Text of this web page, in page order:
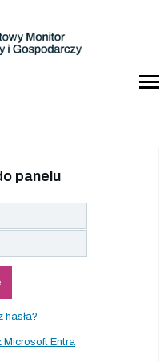
panelu
hasła?
Microsoft Entra